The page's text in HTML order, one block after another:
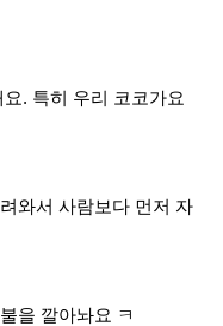
. 특히 우리 코코가요
와서 사람보다 먼저 자
을 깔아놔요 ㅋ